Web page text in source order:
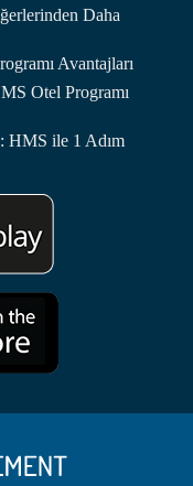
Daha
Avantajları
Otel Programı
HMS ile 1 Adım